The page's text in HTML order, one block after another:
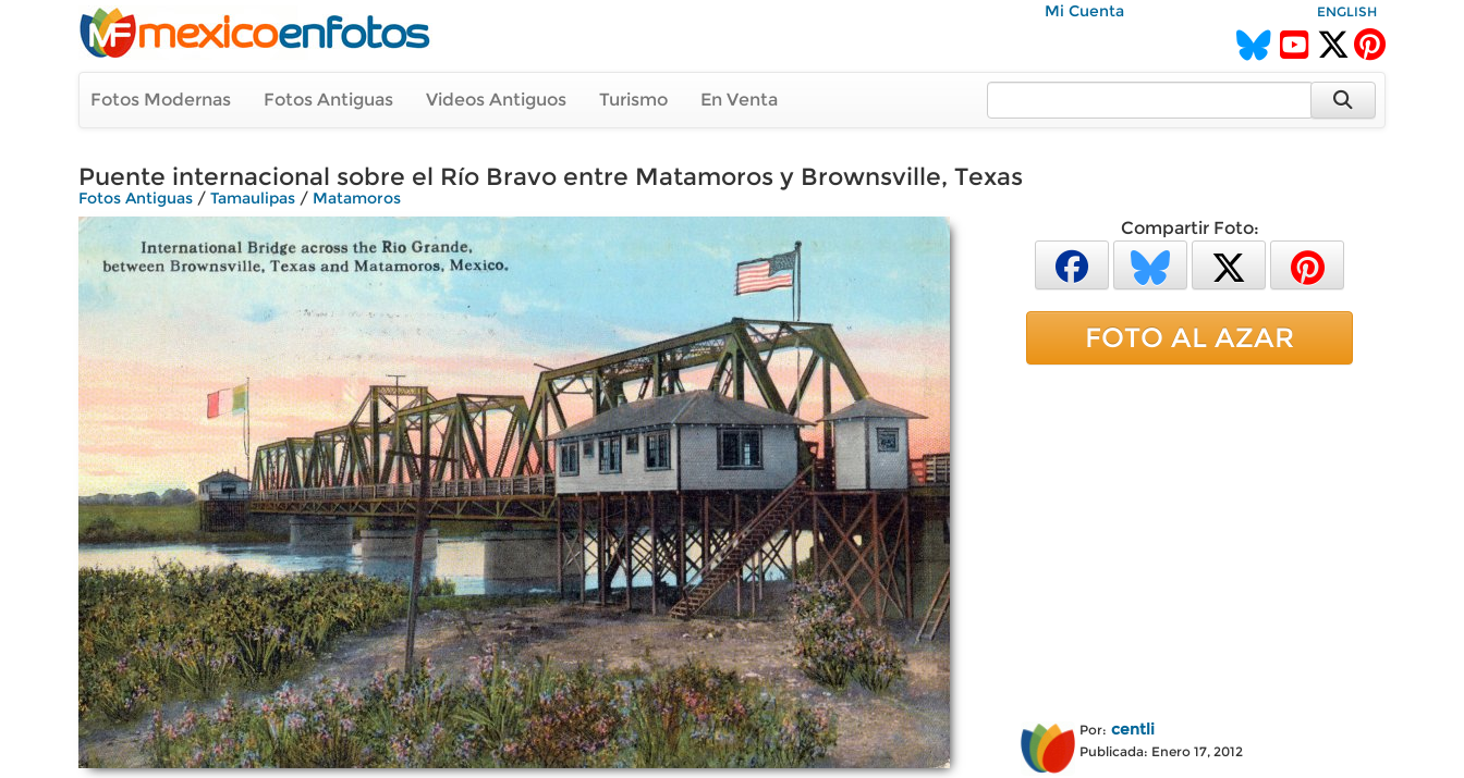
Mi Cuenta ENGLISH
Fotos Modernas Fotos Antiguas Videos Antiguos Turismo En Venta
Puente internacional sobre el Río Bravo entre Matamoros y Brownsville, Texas
Fotos Antiguas / Tamaulipas / Matamoros
Compartir Foto:
FOTO AL AZAR
Por: centli
Publicada: Enero 17, 2012